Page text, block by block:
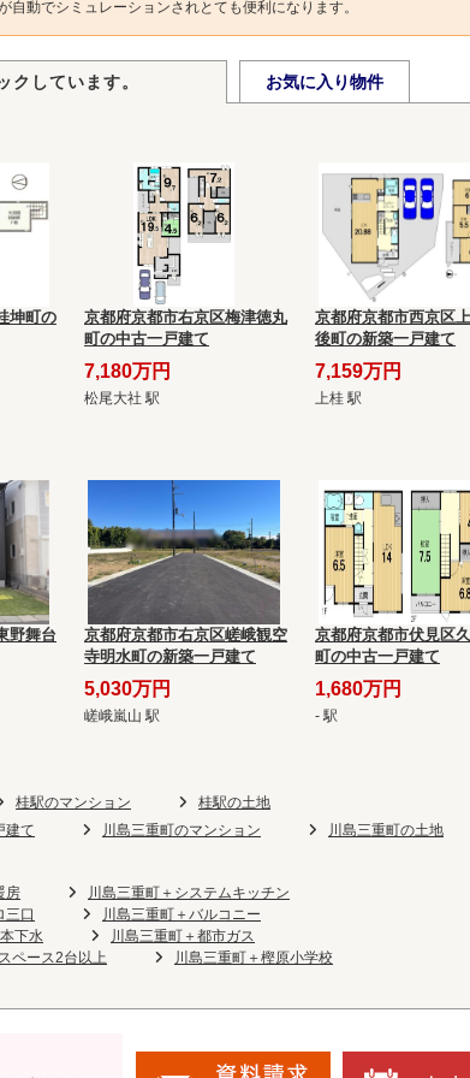
動でシミュレーションされとても便利になります。
クしています。 お気に入り物件
坤町の
京都府京都市右京区梅津徳丸
町の中古一戸建て
7,180万円
松尾大社 駅
京都府京都市西京区
後町の新築一戸建て
7,159万円
上桂 駅
野舞台
京都府京都市右京区嵯峨観空
寺明水町の新築一戸建て
5,030万円
嵯峨嵐山 駅
京都府京都市伏見区
町の中古一戸建て
1,680万円
- 駅
桂駅のマンション
桂駅の土地
建て 川島三重町のマンション 川島三重町の土地
房
川島三重町＋システムキッチン
三口
川島三重町＋バルコニー
下水
川島三重町＋都市ガス
ペース2台以上
川島三重町＋樫原小学校